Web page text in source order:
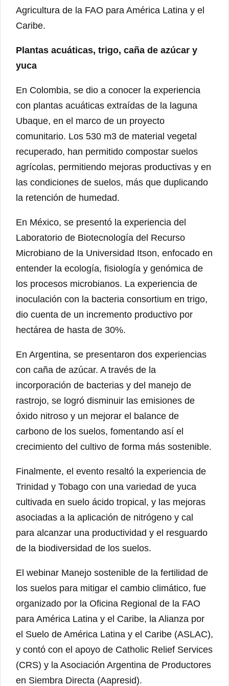
Agricultura de la FAO para América Latina y el
Caribe.
Plantas acuáticas, trigo, caña de azúcar y
yuca
En Colombia, se dio a conocer la experiencia
con plantas acuáticas extraídas de la laguna
Ubaque, en el marco de un proyecto
comunitario. Los 530 m3 de material vegetal
recuperado, han permitido compostar suelos
agrícolas, permitiendo mejoras productivas y en
las condiciones de suelos, más que duplicando
la retención de humedad.
En México, se presentó la experiencia del
Laboratorio de Biotecnología del Recurso
Microbiano de la Universidad Itson, enfocado en
entender la ecología, fisiología y genómica de
los procesos microbianos. La experiencia de
inoculación con la bacteria consortium en trigo,
dio cuenta de un incremento productivo por
hectárea de hasta de 30%.
En Argentina, se presentaron dos experiencias
con caña de azúcar. A través de la
incorporación de bacterias y del manejo de
rastrojo, se logró disminuir las emisiones de
óxido nitroso y un mejorar el balance de
carbono de los suelos, fomentando así el
crecimiento del cultivo de forma más sostenible.
Finalmente, el evento resaltó la experiencia de
Trinidad y Tobago con una variedad de yuca
cultivada en suelo ácido tropical, y las mejoras
asociadas a la aplicación de nitrógeno y cal
para alcanzar una productividad y el resguardo
de la biodiversidad de los suelos.
El webinar Manejo sostenible de la fertilidad de
los suelos para mitigar el cambio climático, fue
organizado por la Oficina Regional de la FAO
para América Latina y el Caribe, la Alianza por
el Suelo de América Latina y el Caribe (ASLAC),
y contó con el apoyo de Catholic Relief Services
(CRS) y la Asociación Argentina de Productores
en Siembra Directa (Aapresid).